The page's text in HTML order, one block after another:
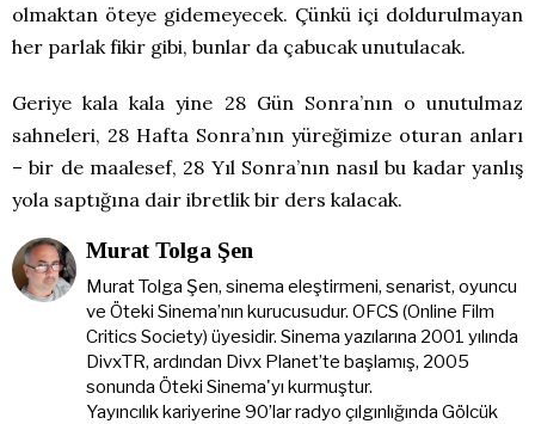
olmaktan öteye gidemeyecek. Çünkü içi doldurulmayan
her parlak fikir gibi, bunlar da çabucak unutulacak.
Geriye kala kala yine 28 Gün Sonra’nın o unutulmaz
sahneleri, 28 Hafta Sonra’nın yüreğimize oturan anları
– bir de maalesef, 28 Yıl Sonra’nın nasıl bu kadar yanlış
yola saptığına dair ibretlik bir ders kalacak.
Murat Tolga Şen
Murat Tolga Şen, sinema eleştirmeni, senarist, oyuncu
ve Öteki Sinema’nın kurucusudur. OFCS (Online Film
Critics Society) üyesidir. Sinema yazılarına 2001 yılında
DivxTR, ardından Divx Planet’te başlamış, 2005
sonunda Öteki Sinema'yı kurmuştur.
Yayıncılık kariyerine 90’lar radyo çılgınlığında Gölcük